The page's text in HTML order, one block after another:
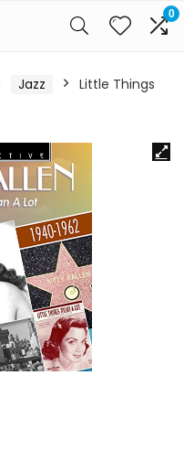
0
Jazz
Little Things